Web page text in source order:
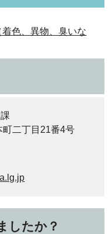
色、異物、臭いな
二丁目21番4号
したか？